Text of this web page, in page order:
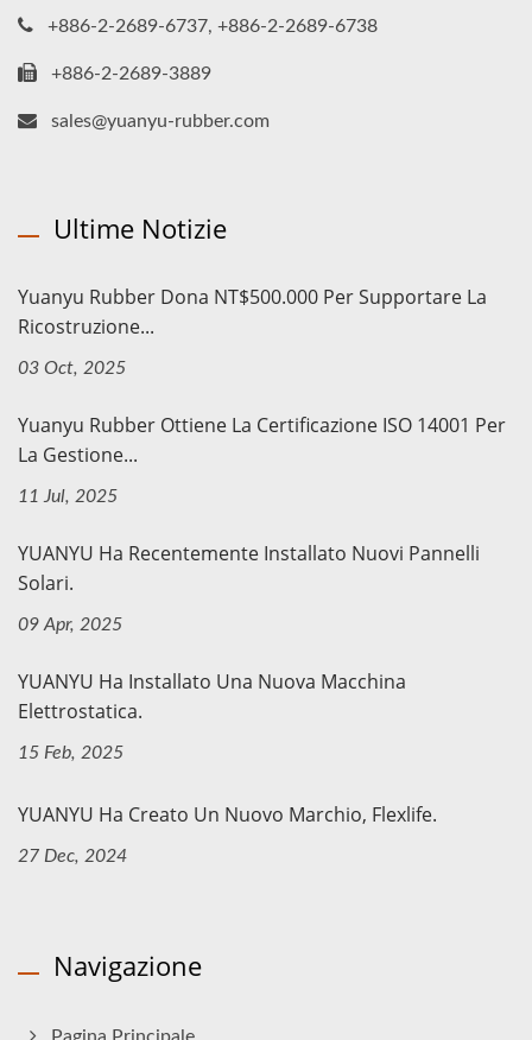
+886-2-2689-6737, +886-2-2689-6738
+886-2-2689-3889
sales@yuanyu-rubber.com
Ultime Notizie
Yuanyu Rubber Dona NT$500.000 Per Supportare La
Ricostruzione...
03 Oct, 2025
Yuanyu Rubber Ottiene La Certificazione ISO 14001 Per
La Gestione...
11 Jul, 2025
YUANYU Ha Recentemente Installato Nuovi Pannelli
Solari.
09 Apr, 2025
YUANYU Ha Installato Una Nuova Macchina
Elettrostatica.
15 Feb, 2025
YUANYU Ha Creato Un Nuovo Marchio, Flexlife.
27 Dec, 2024
Navigazione